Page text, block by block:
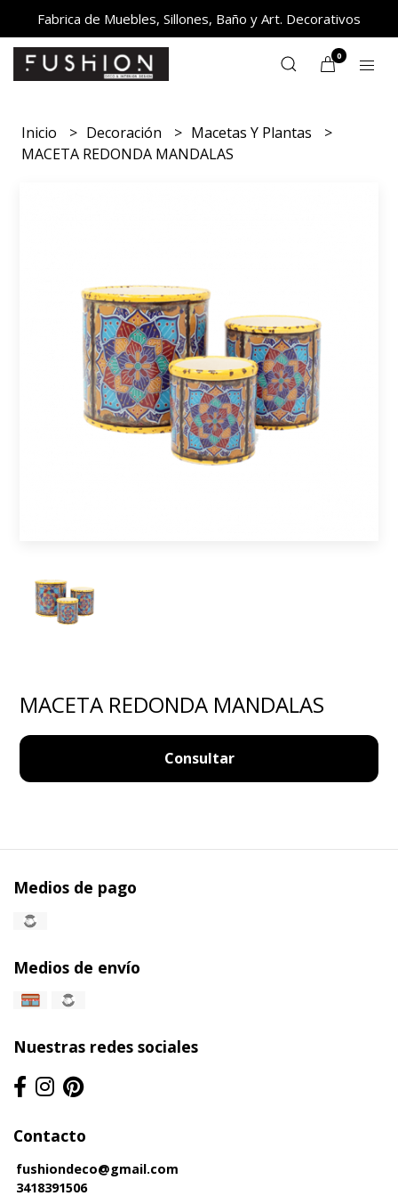
Fabrica de Muebles, Sillones, Baño y Art. Decorativos
0
Inicio Decoración
Macetas Y Plantas
MACETA REDONDA MANDALAS
MACETA REDONDA MANDALAS
Consultar
Medios de pago
Medios de envío
Nuestras redes sociales
Contacto
fushiondeco@gmail.com
3418391506